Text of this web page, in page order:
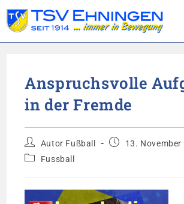
springenAnspruchsvolle
in der Fremde
Beitrags-
Autor:
Autor Fußball
Beitrag13. November
Beitrags-
Fussball